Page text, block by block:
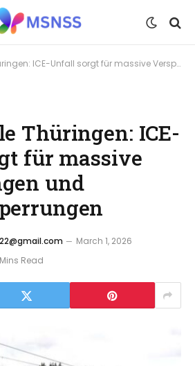
Unfall sorgt für massive Verspätungen und Streckensperrungen
Thüringen: ICE-
für massive
und
March 1, 2026
Read